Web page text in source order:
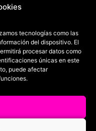
tecnologías como las
del dispositivo. El
procesar datos como
únicas en este
puede afectar
4